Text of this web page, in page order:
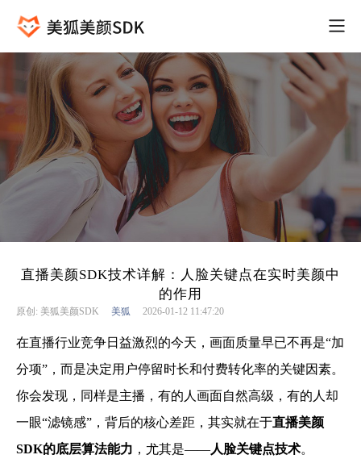
直播美颜SDK技术详解：人脸关键点在实时美颜中
的作用
原创: 美狐美颜SDK 美狐 2026-01-12 11:47:20
在直播行业竞争日益激烈的今天，画面质量早已不再是“加
分项”，而是决定用户停留时长和付费转化率的关键因素。
你会发现，同样是主播，有的人画面自然高级，有的人却
一眼“滤镜感”，背后的核心差距，其实就在于直播美颜
SDK的底层算法能力 ，尤其是——人脸关键点技术。